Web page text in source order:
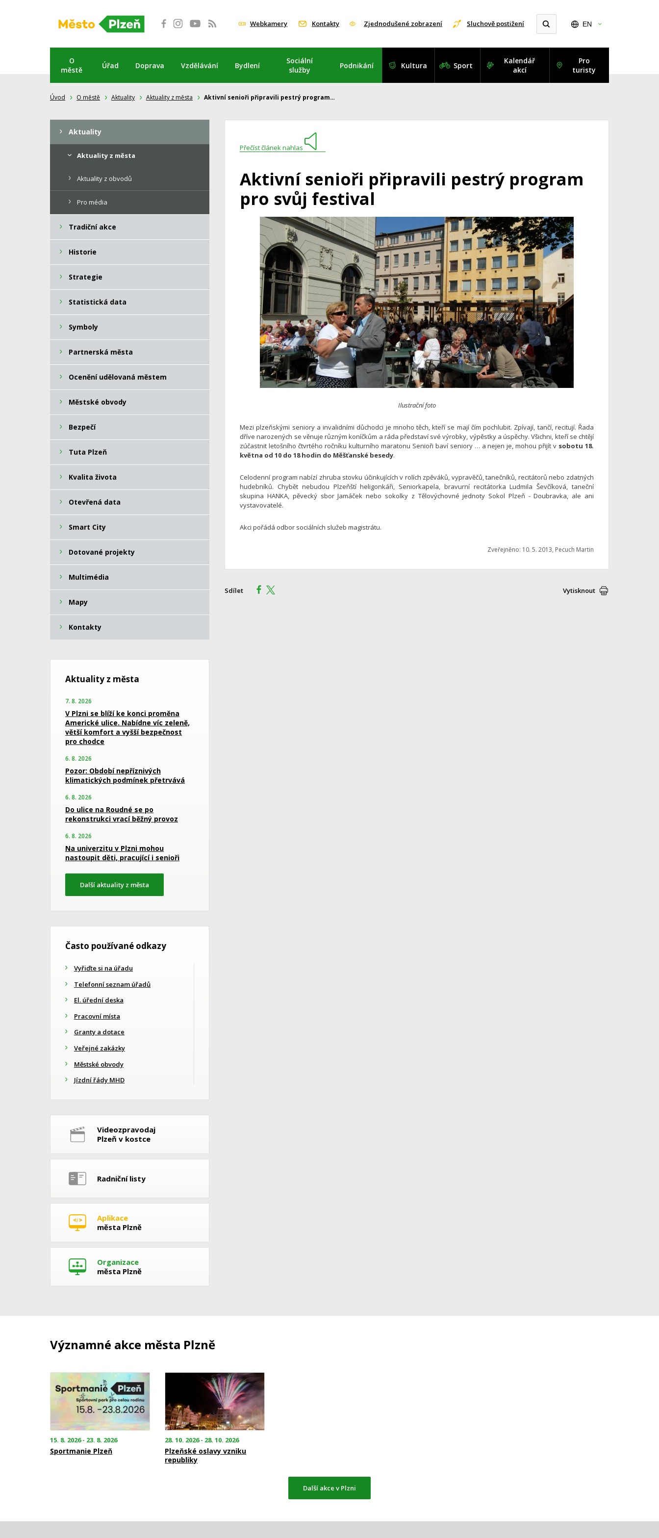
Webkamery Kontakty Zjednodušené zobrazení Sluchově postižení EN
O
městě
Úřad Doprava Vzdělávání Bydlení
Sociální
služby
Podnikání Kultura Sport
Kalendář
akcí
Pro
turisty
Úvod O městě Aktuality Aktuality z města Aktivní senioři připravili pestrý program…
Přečíst článek nahlas
Aktivní senioři připravili pestrý program
pro svůj festival
Ilustrační foto
Mezi plzeňskými seniory a invalidními důchodci je mnoho těch, kteří se mají čím pochlubit. Zpívají, tančí, recitují. Řada
dříve narozených se věnuje různým koníčkům a ráda představí své výrobky, výpěstky a úspěchy. Všichni, kteří se chtějí
zúčastnit letošního čtvrtého ročníku kulturního maratonu Senioři baví seniory … a nejen je, mohou přijít v sobotu 18.
května od 10 do 18 hodin do Měšťanské besedy.
Celodenní program nabízí zhruba stovku účinkujících v rolích zpěváků, vypravěčů, tanečníků, recitátorů nebo zdatných
hudebníků. Chybět nebudou Plzeňští heligonkáři, Seniorkapela, bravurní recitátorka Ludmila Ševčíková, taneční
skupina HANKA, pěvecký sbor Jamáček nebo sokolky z Tělovýchovné jednoty Sokol Plzeň - Doubravka, ale ani
vystavovatelé.
Akci pořádá odbor sociálních služeb magistrátu.
Zveřejněno: 10. 5. 2013, Pecuch Martin
Sdílet Vytisknout
Aktuality
Aktuality z města
Aktuality z obvodů
Pro média
Tradiční akce
Historie
Strategie
Statistická data
Symboly
Partnerská města
Ocenění udělovaná městem
Městské obvody
Bezpečí
Tuta Plzeň
Kvalita života
Otevřená data
Smart City
Dotované projekty
Multimédia
Mapy
Kontakty
Aktuality z města
7. 8. 2026
V Plzni se blíží ke konci proměna
Americké ulice. Nabídne víc zeleně,
větší komfort a vyšší bezpečnost
pro chodce
6. 8. 2026
Pozor: Období nepříznivých
klimatických podmínek přetrvává
6. 8. 2026
Do ulice na Roudné se po
rekonstrukci vrací běžný provoz
6. 8. 2026
Na univerzitu v Plzni mohou
nastoupit děti, pracující i senioři
Další aktuality z města
Často používané odkazy
Vyřiďte si na úřadu
Telefonní seznam úřadů
El. úřední deska
Pracovní místa
Granty a dotace
Veřejné zakázky
Městské obvody
Jízdní řády MHD
Videozpravodaj
Plzeň v kostce
Radniční listy
Aplikace
města Plzně
Organizace
města Plzně
Významné akce města Plzně
15. 8. 2026 - 23. 8. 2026
Sportmanie Plzeň
28. 10. 2026 - 28. 10. 2026
Plzeňské oslavy vzniku
republiky
Další akce v Plzni